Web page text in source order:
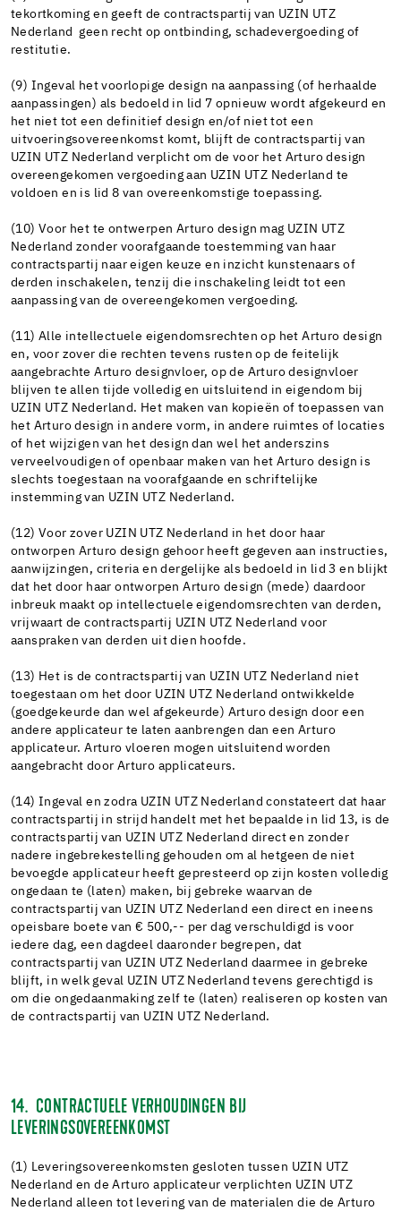
tekortkoming en geeft de contractspartij van UZIN UTZ
Nederland geen recht op ontbinding, schadevergoeding of
restitutie.
(9) Ingeval het voorlopige design na aanpassing (of herhaalde
aanpassingen) als bedoeld in lid 7 opnieuw wordt afgekeurd en
het niet tot een definitief design en/of niet tot een
uitvoeringsovereenkomst komt, blijft de contractspartij van
UZIN UTZ Nederland verplicht om de voor het Arturo design
overeengekomen vergoeding aan UZIN UTZ Nederland te
voldoen en is lid 8 van overeenkomstige toepassing.
(10) Voor het te ontwerpen Arturo design mag UZIN UTZ
Nederland zonder voorafgaande toestemming van haar
contractspartij naar eigen keuze en inzicht kunstenaars of
derden inschakelen, tenzij die inschakeling leidt tot een
aanpassing van de overeengekomen vergoeding.
(11) Alle intellectuele eigendomsrechten op het Arturo design
en, voor zover die rechten tevens rusten op de feitelijk
aangebrachte Arturo designvloer, op de Arturo designvloer
blijven te allen tijde volledig en uitsluitend in eigendom bij
UZIN UTZ Nederland. Het maken van kopieën of toepassen van
het Arturo design in andere vorm, in andere ruimtes of locaties
of het wijzigen van het design dan wel het anderszins
verveelvoudigen of openbaar maken van het Arturo design is
slechts toegestaan na voorafgaande en schriftelijke
instemming van UZIN UTZ Nederland.
(12) Voor zover UZIN UTZ Nederland in het door haar
ontworpen Arturo design gehoor heeft gegeven aan instructies,
aanwijzingen, criteria en dergelijke als bedoeld in lid 3 en blijkt
dat het door haar ontworpen Arturo design (mede) daardoor
inbreuk maakt op intellectuele eigendomsrechten van derden,
vrijwaart de contractspartij UZIN UTZ Nederland voor
aanspraken van derden uit dien hoofde.
(13) Het is de contractspartij van UZIN UTZ Nederland niet
toegestaan om het door UZIN UTZ Nederland ontwikkelde
(goedgekeurde dan wel afgekeurde) Arturo design door een
andere applicateur te laten aanbrengen dan een Arturo
applicateur. Arturo vloeren mogen uitsluitend worden
aangebracht door Arturo applicateurs.
(14) Ingeval en zodra UZIN UTZ Nederland constateert dat haar
contractspartij in strijd handelt met het bepaalde in lid 13, is de
contractspartij van UZIN UTZ Nederland direct en zonder
nadere ingebrekestelling gehouden om al hetgeen de niet
bevoegde applicateur heeft gepresteerd op zijn kosten volledig
ongedaan te (laten) maken, bij gebreke waarvan de
contractspartij van UZIN UTZ Nederland een direct en ineens
opeisbare boete van € 500,-- per dag verschuldigd is voor
iedere dag, een dagdeel daaronder begrepen, dat
contractspartij van UZIN UTZ Nederland daarmee in gebreke
blijft, in welk geval UZIN UTZ Nederland tevens gerechtigd is
om die ongedaanmaking zelf te (laten) realiseren op kosten van
de contractspartij van UZIN UTZ Nederland.
14. CONTRACTUELE VERHOUDINGEN BIJ
LEVERINGSOVEREENKOMST
(1) Leveringsovereenkomsten gesloten tussen UZIN UTZ
Nederland en de Arturo applicateur verplichten UZIN UTZ
Nederland alleen tot levering van de materialen die de Arturo